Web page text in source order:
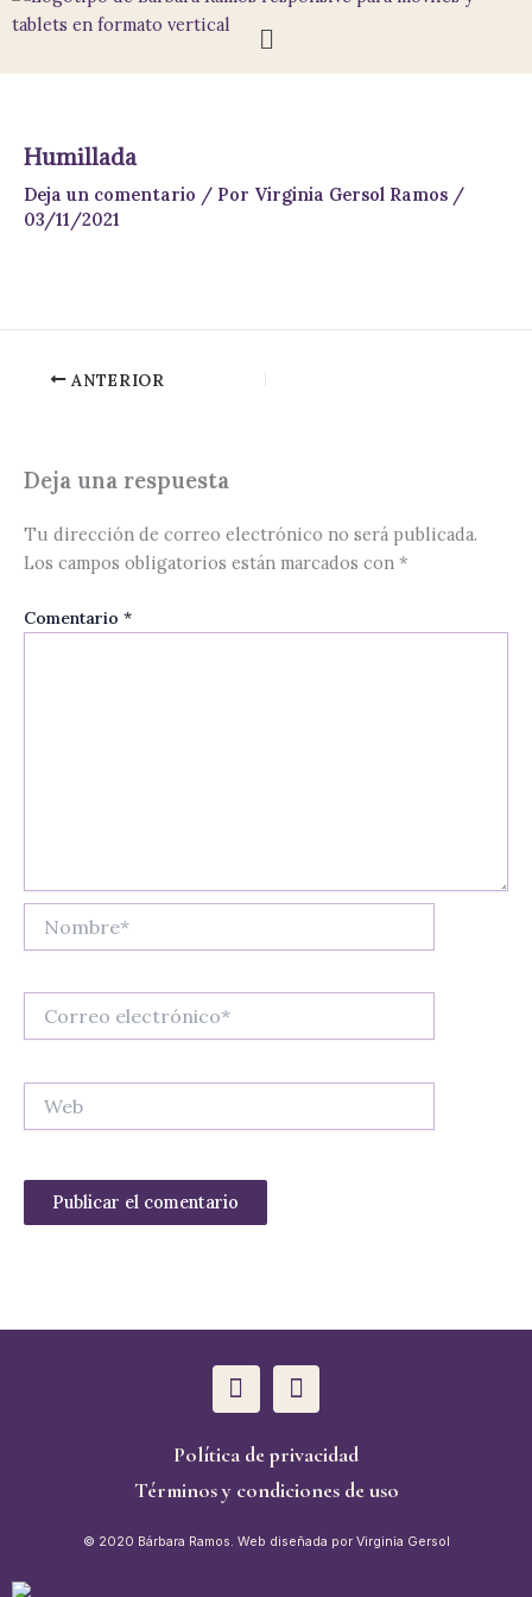
contenido
Menú
Humillada
Deja un comentario / Por Virginia Gersol Ramos /
03/11/2021
ANTERIOR
Deja una respuesta
Tu dirección de correo electrónico no será publicada.
Los campos obligatorios están marcados con *
Comentario *
electrónico*
W
h
t
s
a
p
I
n
t
a
g
r
Política de privacidad
Términos y condiciones de uso
© 2020 Bárbara Ramos. Web diseñada por Virginia Gersol